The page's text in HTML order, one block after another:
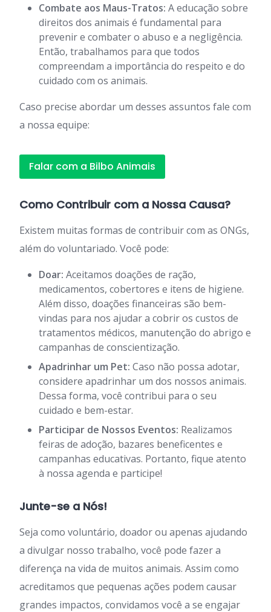
Combate aos Maus-Tratos: A educação sobre
direitos dos animais é fundamental para
prevenir e combater o abuso e a negligência.
Então, trabalhamos para que todos
compreendam a importância do respeito e do
cuidado com os animais.
Caso precise abordar um desses assuntos fale com
a nossa equipe:
Falar com a Bilbo Animais
Como Contribuir com a Nossa Causa?
Existem muitas formas de contribuir com as ONGs,
além do voluntariado. Você pode:
Doar: Aceitamos doações de ração,
medicamentos, cobertores e itens de higiene.
Além disso, doações financeiras são bem-
vindas para nos ajudar a cobrir os custos de
tratamentos médicos, manutenção do abrigo e
campanhas de conscientização.
Apadrinhar um Pet: Caso não possa adotar,
considere apadrinhar um dos nossos animais.
Dessa forma, você contribui para o seu
cuidado e bem-estar.
Participar de Nossos Eventos: Realizamos
feiras de adoção, bazares beneficentes e
campanhas educativas. Portanto, fique atento
à nossa agenda e participe!
Junte-se a Nós!
Seja como voluntário, doador ou apenas ajudando
a divulgar nosso trabalho, você pode fazer a
diferença na vida de muitos animais. Assim como
acreditamos que pequenas ações podem causar
grandes impactos, convidamos você a se engajar